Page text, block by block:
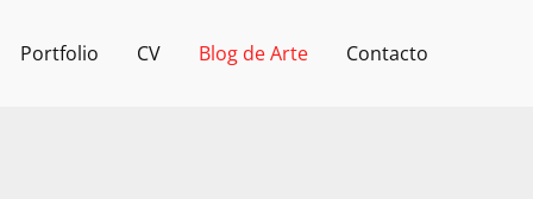
Portfolio CV Blog de Arte Contacto